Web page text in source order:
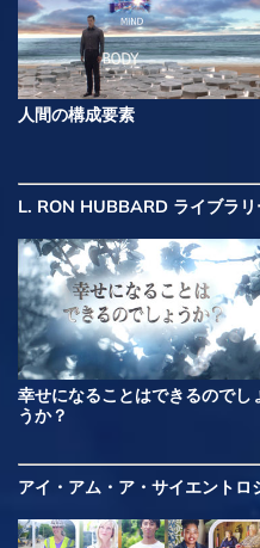
人間の構成要素
L. RON HUBBARD ライブラリ
幸せになることはできるのでし
うか？
アイ・アム・ア・サイエントロ